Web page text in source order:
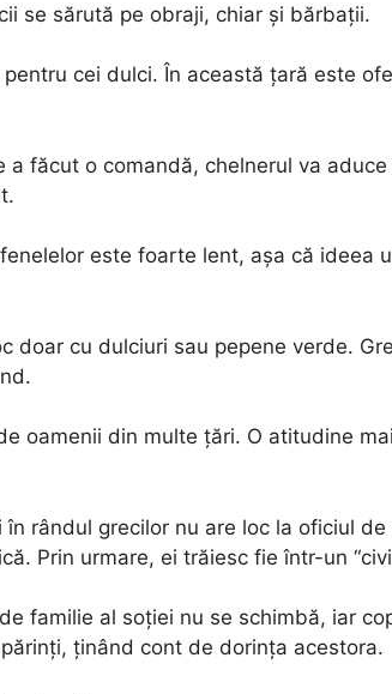
se sărută pe obraji, chiar și bărbații.
cei dulci. În această țară este
a făcut o comandă, chelnerul va
este foarte lent, așa că ideea
doar cu dulciuri sau pepene verde.
oamenii din multe țări. O atitudine
în rândul grecilor nu are loc la oficiul
Prin urmare, ei trăiesc fie într-un
familie al soției nu se schimbă, iar
ținând cont de dorința acestora.